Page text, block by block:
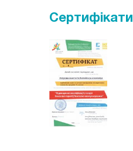
Сертифікати